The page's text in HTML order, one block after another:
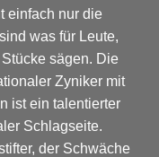
einfach nur die
was für Leute,
sägen. Die
Zyniker mit
ist ein talentierter
Schlagseite.
der Schwäche